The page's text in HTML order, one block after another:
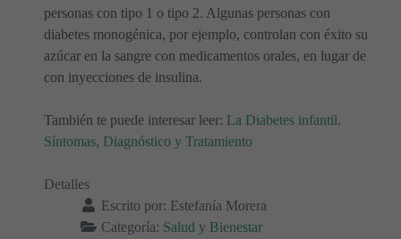
personas con tipo 1 o tipo 2. Algunas personas con
diabetes monogénica, por ejemplo, controlan con éxito su
azúcar en la sangre con medicamentos orales, en lugar de
con inyecciones de insulina.
También te puede interesar leer: La Diabetes infantil.
Síntomas, Diagnóstico y Tratamiento
Detalles
Escrito por: Estefanía Morera
Categoría: Salud y Bienestar